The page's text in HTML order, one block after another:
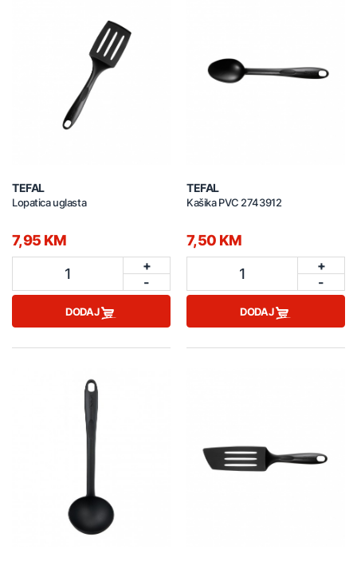
TEFAL
Lopatica uglasta
7,95 KM
1
+
-
DODAJ
TEFAL
Kašika PVC 2743912
7,50 KM
1
+
-
DODAJ